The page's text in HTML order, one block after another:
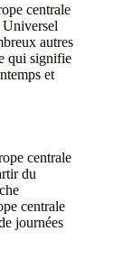
centrale
Universel
autres
qui signifie
et
centrale
du
centrale
journées